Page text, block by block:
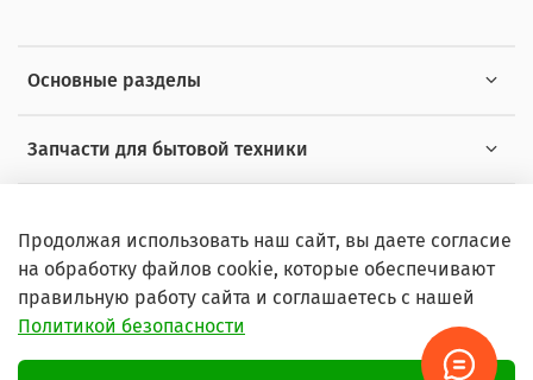
Основные разделы
Запчасти для бытовой техники
© 2026 Любое использование контента без письменного
Продолжая использовать наш сайт, вы даете согласие
на обработку файлов cookie, которые обеспечивают
правильную работу сайта и соглашаетесь с нашей
Политикой безопасности